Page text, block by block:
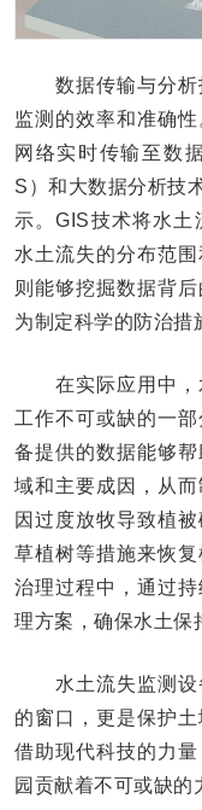
数据传输与分析
监测的效率和准确
网络实时传输至数
S）和大数据分析技
示。GIS技术将水土
水土流失的分布范
则能够挖掘数据背
为制定科学的防治措
在实际应用中，
工作不可或缺的一
备提供的数据能够
域和主要成因，从
因过度放牧导致植
草植树等措施来恢
治理过程中，通过
理方案，确保水土保
水土流失监测设
的窗口，更是保护
借助现代科技的力
园贡献着不可或缺的